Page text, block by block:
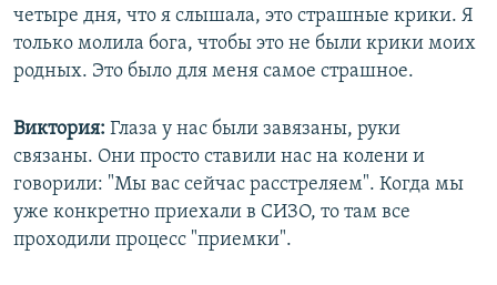
четыре дня, что я слышала, это страшные крики. Я
только молила бога, чтобы это не были крики моих
родных. Это было для меня самое страшное.
Виктория: Глаза у нас были завязаны, руки
связаны. Они просто ставили нас на колени и
говорили: "Мы вас сейчас расстреляем". Когда мы
уже конкретно приехали в СИЗО, то там все
проходили процесс "приемки".